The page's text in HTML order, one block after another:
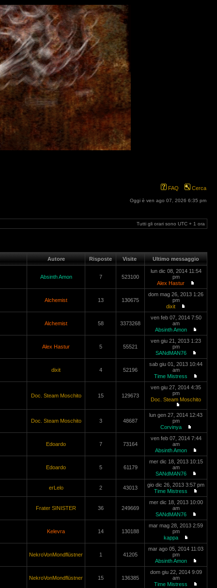
FAQ Cerca
Oggi è ven ago 07, 2026 6:35 pm
Tutti gli orari sono UTC + 1 ora
Autore Risposte Visite Ultimo messaggio
Absinth Amon 7 523100
lun dic 08, 2014 11:54
pm
Alex Hastur
Alchemist 13 130675
dom mag 26, 2013 1:26
pm
dixit
Alchemist 58 3373268
ven feb 07, 2014 7:50
am
Absinth Amon
Alex Hastur 5 55521
ven giu 21, 2013 1:23
pm
SANdMAN76
dixit 4 52196
sab giu 01, 2013 10:44
am
Time Mistress
Doc. Steam Moschito 15 129673
ven giu 27, 2014 4:35
pm
Doc. Steam Moschito
Doc. Steam Moschito 3 48687
lun gen 27, 2014 12:43
pm
Corvinya
Edoardo 7 73164
ven feb 07, 2014 7:44
am
Absinth Amon
Edoardo 5 61179
mer dic 18, 2013 10:15
am
SANdMAN76
erLelo 2 43013
gio dic 26, 2013 3:57 pm
Time Mistress
Frater SINISTER 36 249669
mer dic 18, 2013 10:00
am
SANdMAN76
Kelevra 14 130188
mar mag 28, 2013 2:59
pm
kappa
NekroVonMondflüstner 1 41205
mar ago 05, 2014 11:03
pm
Absinth Amon
NekroVonMondflüstner 15 136385
dom giu 22, 2014 9:09
am
Time Mistress